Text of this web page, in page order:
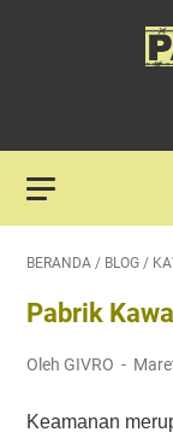
BERANDA / BLOG /
Pabrik
Oleh GIVRO
Keamanan